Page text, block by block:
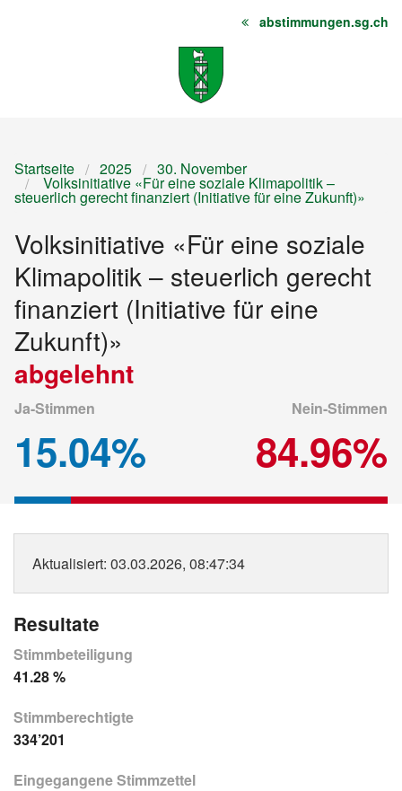
Startseite
Sitemap abstimmungen.sg.ch
Startseite 2025 30. November
Volksinitiative «Für eine soziale Klimapolitik –
steuerlich gerecht finanziert (Initiative für eine Zukunft)»
Volksinitiative «Für eine soziale
Klimapolitik – steuerlich gerecht
finanziert (Initiative für eine
Zukunft)»
abgelehnt
Ja-Stimmen
15.04%
Nein-Stimmen
84.96%
Aktualisiert: 03.03.2026, 08:47:34
Resultate
Stimmbeteiligung
41.28 %
Stimmberechtigte
334’201
Eingegangene Stimmzettel